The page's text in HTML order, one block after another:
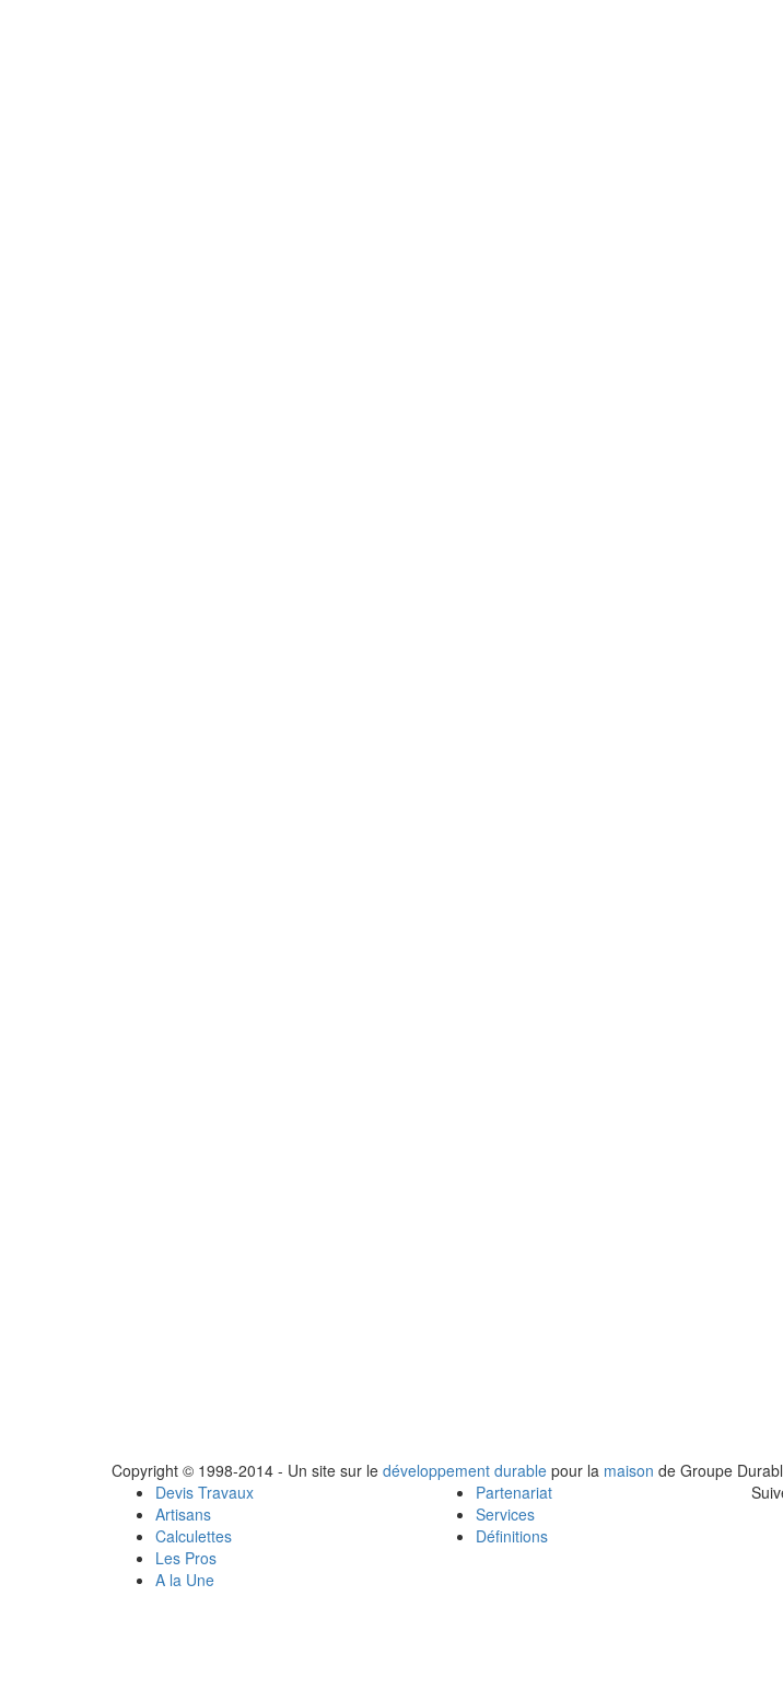
Copyright © 1998-2014 - Un site sur le développement durable pour la maison de Groupe
Devis Travaux
Artisans
Calculettes
Les Pros
A la Une
Partenariat
Services
Définitions